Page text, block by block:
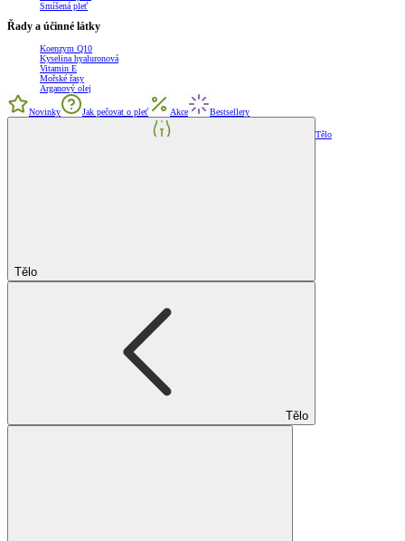
Smíšená pleť
Řady a účinné látky
Koenzym Q10
Kyselina hyaluronová
Vitamin E
Mořské řasy
Arganový olej
Novinky Jak pečovat o pleť Akce Bestsellery
Tělo
Tělo
Tělo